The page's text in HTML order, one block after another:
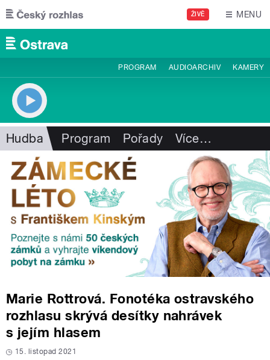
Přejít k hlavnímu obsahu
ŽIVĚ MENU
PROGRAM AUDIOARCHIV KAMERY
Hudba Program Pořady Více…
Marie Rottrová. Fonotéka ostravského
rozhlasu skrývá desítky nahrávek
s jejím hlasem
15. listopad 2021